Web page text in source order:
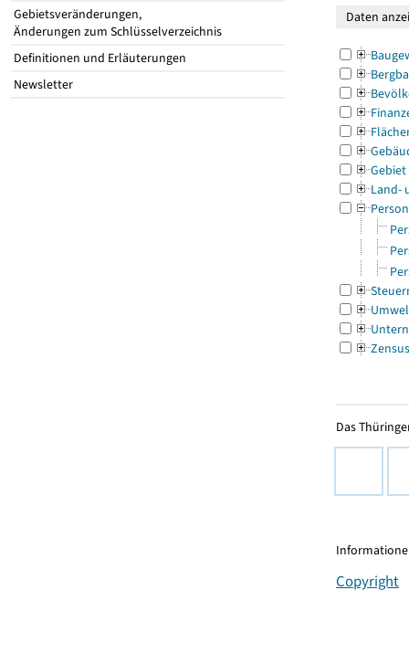
Gebietsveränderungen,
Änderungen zum Schlüsselverzeichnis
Definitionen und Erläuterungen
Newsletter
Gebiet
Land-
Zensus
Das
Copyright